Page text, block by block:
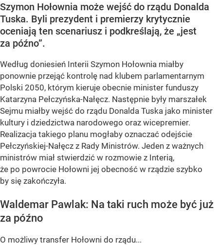
Szymon Hołownia może wejść do rządu Donalda
Tuska. Byli prezydent i premierzy krytycznie
oceniają ten scenariusz i podkreślają, że „jest
za późno”.
Według doniesień Interii Szymon Hołownia miałby
ponownie przejąć kontrolę nad klubem parlamentarnym
Polski 2050, którym kieruje obecnie minister funduszy
Katarzyna Pełczyńska-Nałęcz. Następnie były marszałek
Sejmu miałby wejść do rządu Donalda Tuska jako minister
kultury i dziedzictwa narodowego oraz wicepremier.
Realizacja takiego planu mogłaby oznaczać odejście
Pełczyńskiej-Nałęcz z Rady Ministrów. Jeden z ważnych
ministrów miał stwierdzić w rozmowie z Interią,
że po powrocie Hołowni jej obecność w rządzie szybko
by się zakończyła.
Waldemar Pawlak: Na taki ruch może być już
za późno
O możliwy transfer Hołowni do rządu...